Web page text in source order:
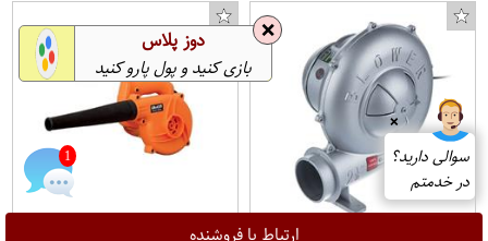
ارتباط با فروشنده
❌
سوالی دارید؟
در خدمتم
2
❌ دوز پلاس
بازی کنید و پول پارو کنید